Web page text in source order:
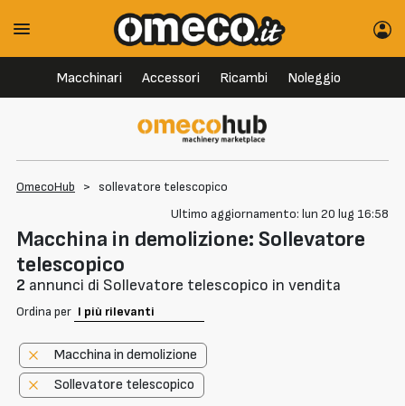
Macchinari Accessori Ricambi Noleggio
OmecoHub > sollevatore telescopico
Ultimo aggiornamento: lun 20 lug 16:58
Macchina in demolizione: Sollevatore
telescopico
2 annunci di Sollevatore telescopico in vendita
Ordina per
Macchina in demolizione
Sollevatore telescopico